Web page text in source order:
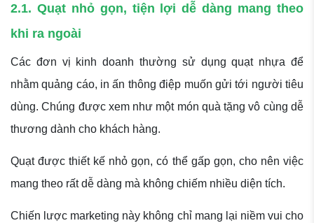
2.1. Quạt nhỏ gọn, tiện lợi dễ dàng mang theo
khi ra ngoài
Các đơn vị kinh doanh thường sử dụng quạt nhựa để
nhằm quảng cáo, in ấn thông điệp muốn gửi tới người tiêu
dùng. Chúng được xem như một món quà tặng vô cùng dễ
thương dành cho khách hàng.
Quạt được thiết kế nhỏ gọn, có thể gấp gọn, cho nên việc
mang theo rất dễ dàng mà không chiếm nhiều diện tích.
Chiến lược marketing này không chỉ mang lại niềm vui cho